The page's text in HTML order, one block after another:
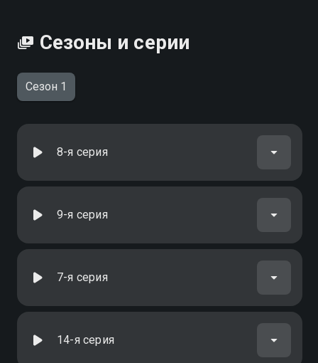
Сезоны и серии
Сезон 1
8-я серия
9-я серия
7-я серия
14-я серия